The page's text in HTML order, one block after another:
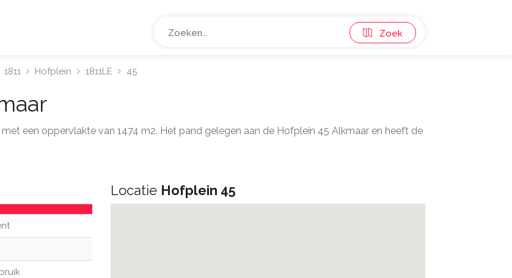
Zoek
1811 Hofplein 1811LE 45
een oppervlakte van 1474 m2. Het pand gelegen aan de Hofplein 45 Alkmaar en heeft de
Locatie Hofplein 45